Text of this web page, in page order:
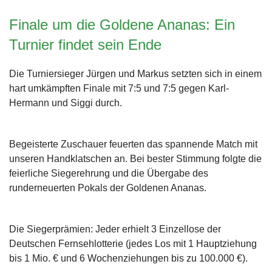
Finale um die Goldene Ananas: Ein
Turnier findet sein Ende
Die Turniersieger Jürgen und Markus setzten sich in einem
hart umkämpften Finale mit 7:5 und 7:5 gegen Karl-
Hermann und Siggi durch.
Begeisterte Zuschauer feuerten das spannende Match mit
unseren Handklatschen an. Bei bester Stimmung folgte die
feierliche Siegerehrung und die Übergabe des
runderneuerten Pokals der Goldenen Ananas.
Die Siegerprämien: Jeder erhielt 3 Einzellose der
Deutschen Fernsehlotterie (jedes Los mit 1 Hauptziehung
bis 1 Mio. € und 6 Wochenziehungen bis zu 100.000 €).